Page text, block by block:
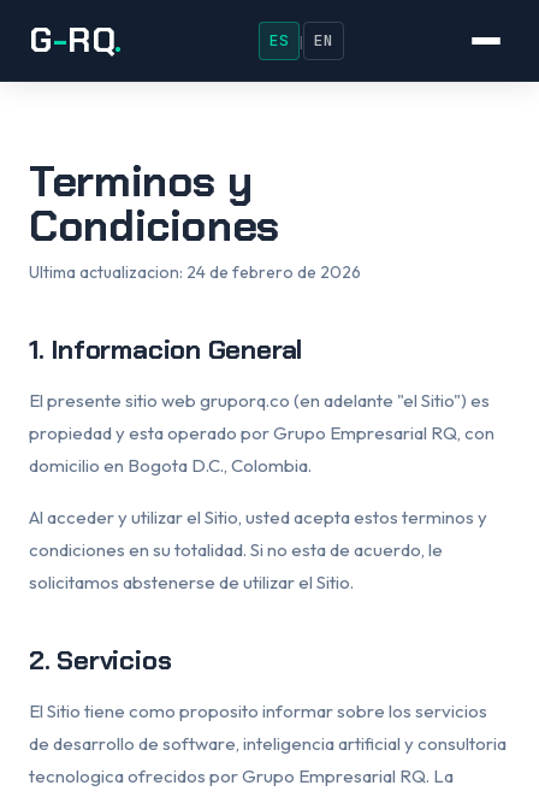
G-RQ. ES | EN
Terminos y
Condiciones
Ultima actualizacion: 24 de febrero de 2026
1. Informacion General
El presente sitio web gruporq.co (en adelante "el Sitio") es
propiedad y esta operado por Grupo Empresarial RQ, con
domicilio en Bogota D.C., Colombia.
Al acceder y utilizar el Sitio, usted acepta estos terminos y
condiciones en su totalidad. Si no esta de acuerdo, le
solicitamos abstenerse de utilizar el Sitio.
2. Servicios
El Sitio tiene como proposito informar sobre los servicios
de desarrollo de software, inteligencia artificial y consultoria
tecnologica ofrecidos por Grupo Empresarial RQ. La